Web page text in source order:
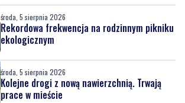
środa, 5 sierpnia 2026
Rekordowa frekwencja na rodzinnym pikniku
ekologicznym
środa, 5 sierpnia 2026
Kolejne drogi z nową nawierzchnią. Trwają
prace w mieście